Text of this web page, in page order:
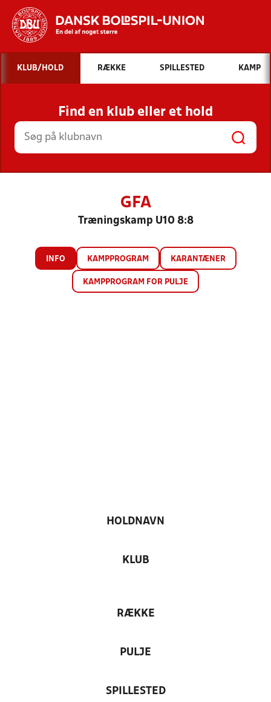
Hvad vil du søge efter?
INDHOLD OG NYHEDER
STILLINGER, RESULTATER, KLUBBER OG
HOLD
KLUB/HOLD RÆKKE SPILLESTED KAMP
Find en klub eller et hold
GFA
Træningskamp U10 8:8
INFO KAMPPROGRAM KARANTÆNER
KAMPPROGRAM FOR PULJE
HOLDNAVN
KLUB
RÆKKE
PULJE
SPILLESTED